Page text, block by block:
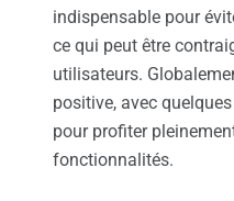
indispensable pour
ce qui peut être
utilisateurs.
positive, avec
pour profiter
fonctionnalités.